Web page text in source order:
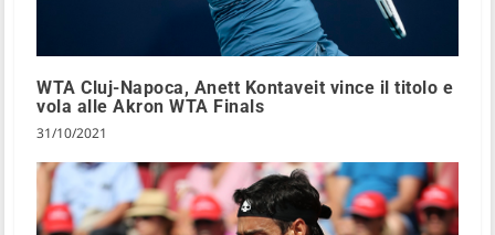
WTA Cluj-Napoca, Anett Kontaveit vince il titolo e
vola alle Akron WTA Finals
31/10/2021